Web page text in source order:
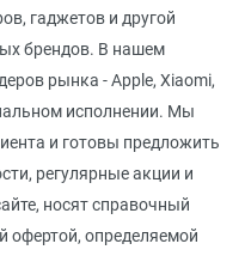
гаджетов и другой
брендов. В нашем
рынка - Apple, Xiaomi,
исполнении. Мы
и готовы предложить
регулярные акции и
носят справочный
офертой, определяемой